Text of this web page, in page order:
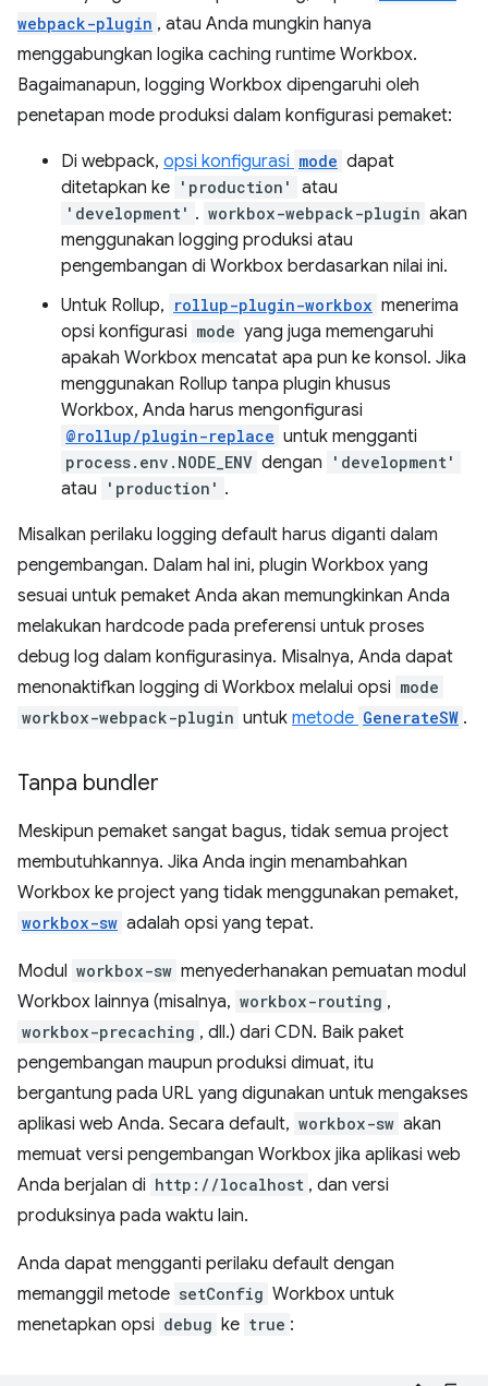
webpack-plugin , atau Anda mungkin hanya
menggabungkan logika caching runtime Workbox.
Bagaimanapun, logging Workbox dipengaruhi oleh
penetapan mode produksi dalam konfigurasi pemaket:
Di webpack, opsi konfigurasi mode dapat
ditetapkan ke 'production' atau
'development' . workbox-webpack-plugin akan
menggunakan logging produksi atau
pengembangan di Workbox berdasarkan nilai ini.
Untuk Rollup, rollup-plugin-workbox menerima
opsi konfigurasi mode yang juga memengaruhi
apakah Workbox mencatat apa pun ke konsol. Jika
menggunakan Rollup tanpa plugin khusus
Workbox, Anda harus mengonfigurasi
@rollup/plugin-replace untuk mengganti
process.env.NODE_ENV dengan 'development'
atau 'production' .
Misalkan perilaku logging default harus diganti dalam
pengembangan. Dalam hal ini, plugin Workbox yang
sesuai untuk pemaket Anda akan memungkinkan Anda
melakukan hardcode pada preferensi untuk proses
debug log dalam konfigurasinya. Misalnya, Anda dapat
menonaktifkan logging di Workbox melalui opsi mode
workbox-webpack-plugin untuk metode GenerateSW .
Tanpa bundler
Meskipun pemaket sangat bagus, tidak semua project
membutuhkannya. Jika Anda ingin menambahkan
Workbox ke project yang tidak menggunakan pemaket,
workbox-sw adalah opsi yang tepat.
Modul workbox-sw menyederhanakan pemuatan modul
Workbox lainnya (misalnya, workbox-routing ,
workbox-precaching , dll.) dari CDN. Baik paket
pengembangan maupun produksi dimuat, itu
bergantung pada URL yang digunakan untuk mengakses
aplikasi web Anda. Secara default, workbox-sw akan
memuat versi pengembangan Workbox jika aplikasi web
Anda berjalan di http://localhost , dan versi
produksinya pada waktu lain.
Anda dapat mengganti perilaku default dengan
memanggil metode setConfig Workbox untuk
menetapkan opsi debug ke true :